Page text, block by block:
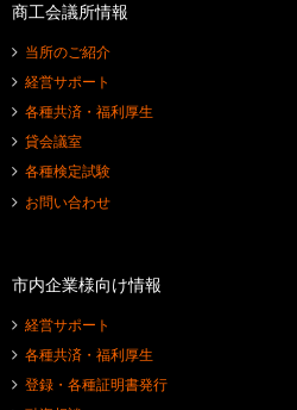
商工会議所情報
当所のご紹介
経営サポート
各種共済・福利厚生
貸会議室
各種検定試験
お問い合わせ
市内企業様向け情報
経営サポート
各種共済・福利厚生
登録・各種証明書発行